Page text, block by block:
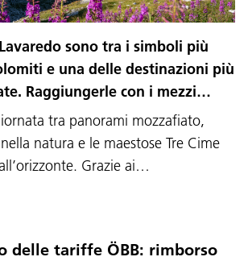
sono tra i simboli più
e una delle destinazioni più
Raggiungerle con i mezzi…
tra panorami mozzafiato,
natura e le maestose Tre Cime
Grazie ai…
delle tariffe ÖBB: rimborso